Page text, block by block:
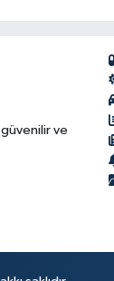
güvenilir ve